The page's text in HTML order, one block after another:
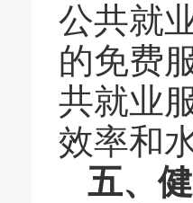
公共就
的免费
共就业
效率和
五、